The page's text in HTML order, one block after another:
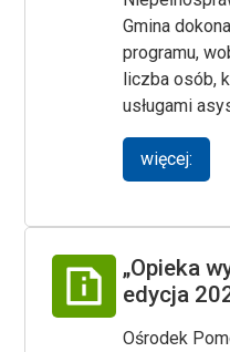
Gmina
programu,
liczba osób,
usługami
więcej:
„Opieka
edycja
Ośrodek